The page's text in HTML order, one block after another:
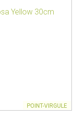
POINT-VIRGULE